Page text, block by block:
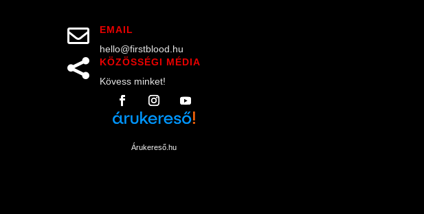

EMAIL
hello@firstblood.hu

KÖZÖSSÉGI MÉDIA
Kövess minket!
Árukereső.hu